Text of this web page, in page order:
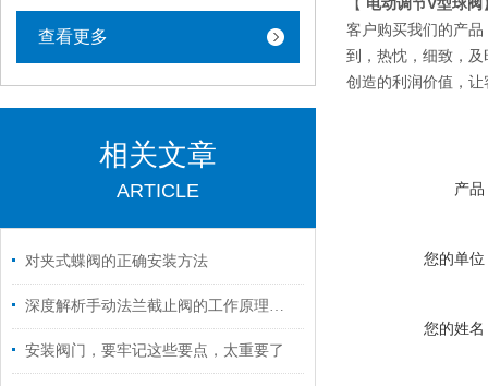
客户购买我们的产
到，热忱，细致，
创造的利润价值，
产品
您的单位
您的姓名
查看更多
相关文章
ARTICLE
对夹式蝶阀的正确安装方法
深度解析手动法兰截止阀的工作原理与应用场合
安装阀门，要牢记这些要点，太重要了